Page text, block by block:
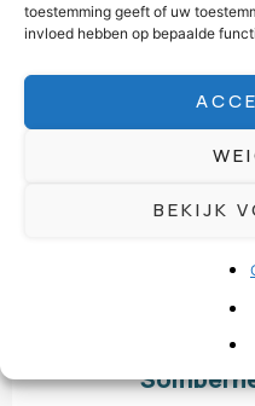
toestemming geeft of uw
invloed hebben op bepaalde
BEKIJK